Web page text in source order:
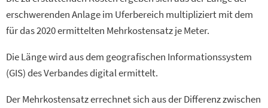
erschwerenden Anlage im Uferbereich multipliziert mit dem
für das 2020 ermittelten Mehrkostensatz je Meter.
Die Länge wird aus dem geografischen Informationssystem
(GIS) des Verbandes digital ermittelt.
Der Mehrkostensatz errechnet sich aus der Differenz zwischen